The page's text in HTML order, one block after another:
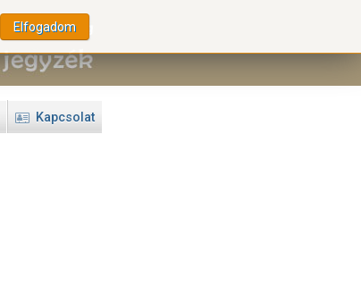
Kapcsolat
Elfogadom